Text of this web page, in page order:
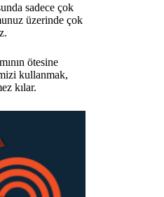
sadece çok
üzerinde çok
ötesine
kullanmak,
kılar.